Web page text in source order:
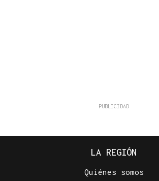
LA REGIÓN
Quiénes somos